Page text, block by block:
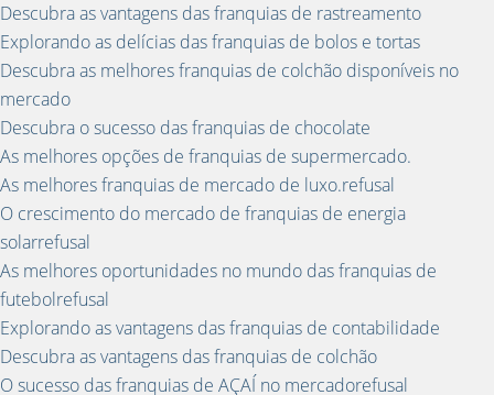
Descubra as vantagens das franquias de rastreamento
Explorando as delícias das franquias de bolos e tortas
Descubra as melhores franquias de colchão disponíveis no
mercado
Descubra o sucesso das franquias de chocolate
As melhores opções de franquias de supermercado.
As melhores franquias de mercado de luxo.refusal
O crescimento do mercado de franquias de energia
solarrefusal
As melhores oportunidades no mundo das franquias de
futebolrefusal
Explorando as vantagens das franquias de contabilidade
Descubra as vantagens das franquias de colchão
O sucesso das franquias de AÇAÍ no mercadorefusal